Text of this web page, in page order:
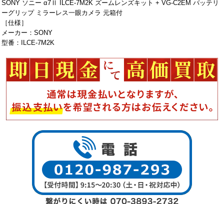
SONY ソニー α7Ⅱ ILCE-7M2K ズームレンズキット + VG-C2EM バッテリ
ーグリップ ミラーレス一眼カメラ 元箱付
［仕様］
メーカー：SONY
型番：ILCE-7M2K